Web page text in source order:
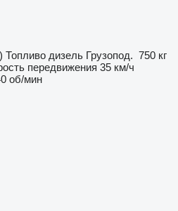
Топливо дизель Грузопод. 750 кг
передвижения 35 км/ч
об/мин